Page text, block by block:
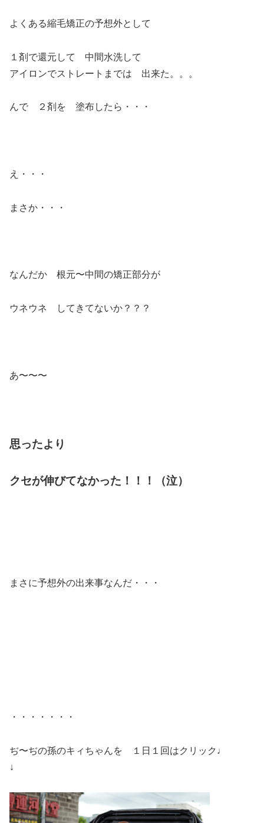
よくある縮毛矯正の予想外として
１剤で還元して 中間水洗して
アイロンでストレートまでは 出来た。。。
んで ２剤を 塗布したら・・・
え・・・
まさか・・・
なんだか 根元〜中間の矯正部分が
ウネウネ してきてないか？？？
あ〜〜〜
思ったより
クセが伸びてなかった！！！（泣）
まさに予想外の出来事なんだ・・・
・・・・・・・
ぢ〜ぢの孫のキィちゃんを １日１回はクリック♩
↓